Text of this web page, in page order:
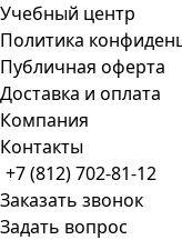
Учебный центр
Политика
Публичная оферта
Доставка и оплата
Компания
Контакты
+7 (812) 702-81-12
Заказать звонок
Задать вопрос